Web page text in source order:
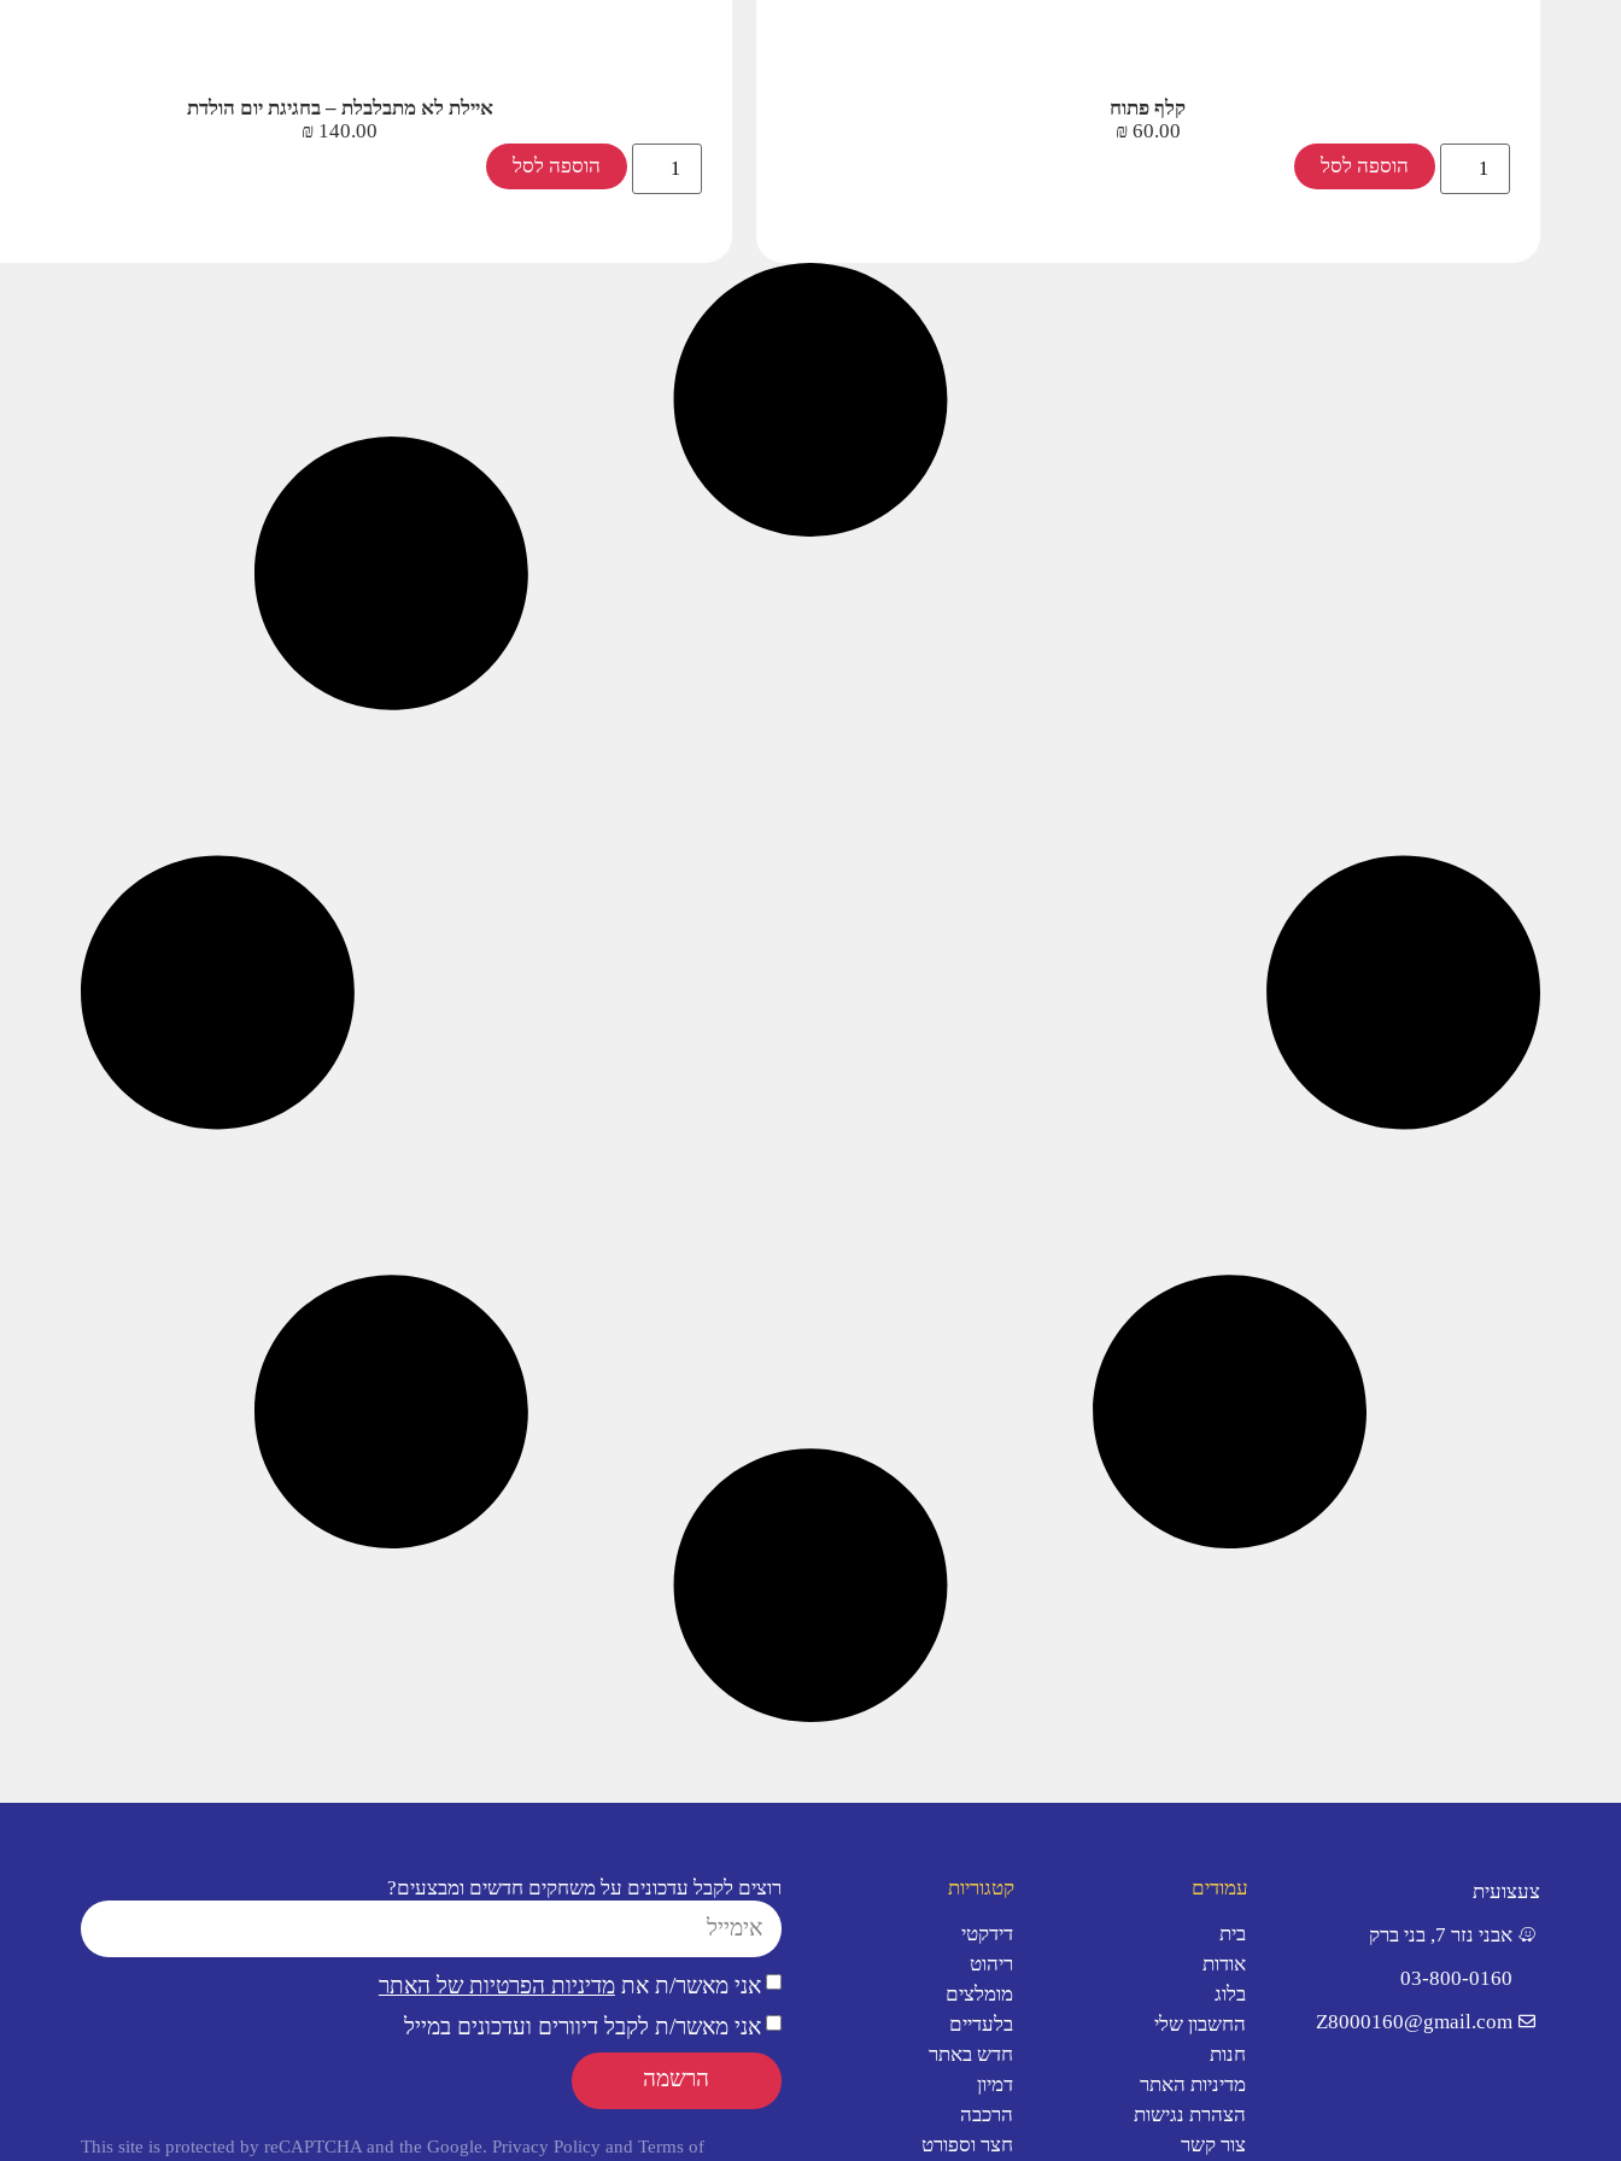
קלף פתוח
60.00
₪
הוספה לסל
איילת לא מתבלבלת – בחגיגת יום הולדת
140.00
₪
הוספה לסל
צעצועית
אבני נזר 7, בני ברק
03-800-0160
Z8000160@gmail.com
עמודים
בית
אודות
בלוג
החשבון שלי
חנות
מדיניות האתר
הצהרת נגישות
צור קשר
קטגוריות
דידקטי
ריהוט
מומלצים
בלעדיים
חדש באתר
דמיון
הרכבה
חצר וספורט
רוצים לקבל עדכונים על משחקים חדשים ומבצעים?
אני מאשר/ת אתמדיניות הפרטיות של האתר
אני מאשר/ת לקבל דיוורים ועדכונים במייל
הרשמה
This site is protected by reCAPTCHA and the Google.Privacy Policy andTerms of